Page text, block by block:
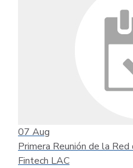
07 Aug
Primera Reunión de la
Fintech LAC